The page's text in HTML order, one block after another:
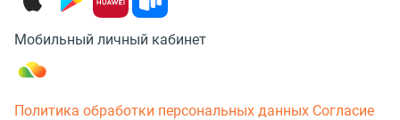
Мобильный личный кабинет
Политика обработки персональных данных Согласие